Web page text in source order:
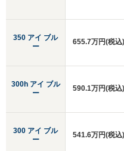
350 アイ ブル
ー
300h アイ ブル
ー
300 アイ ブル
ー
655.7万円(税込)
590.1万円(税込)
541.6万円(税込)